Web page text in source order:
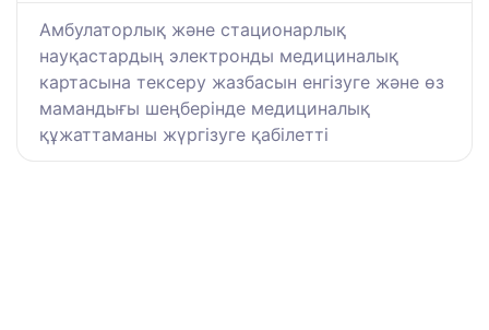
Амбулаторлық және стационарлық
науқастардың электронды медициналық
картасына тексеру жазбасын енгізуге және өз
мамандығы шеңберінде медициналық
құжаттаманы жүргізуге қабілетті